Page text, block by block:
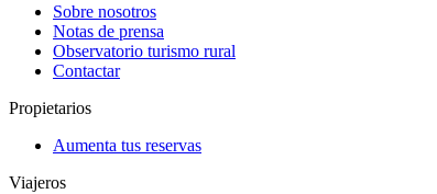
Sobre nosotros
Notas de prensa
Observatorio turismo rural
Contactar
Propietarios
Aumenta tus reservas
Viajeros